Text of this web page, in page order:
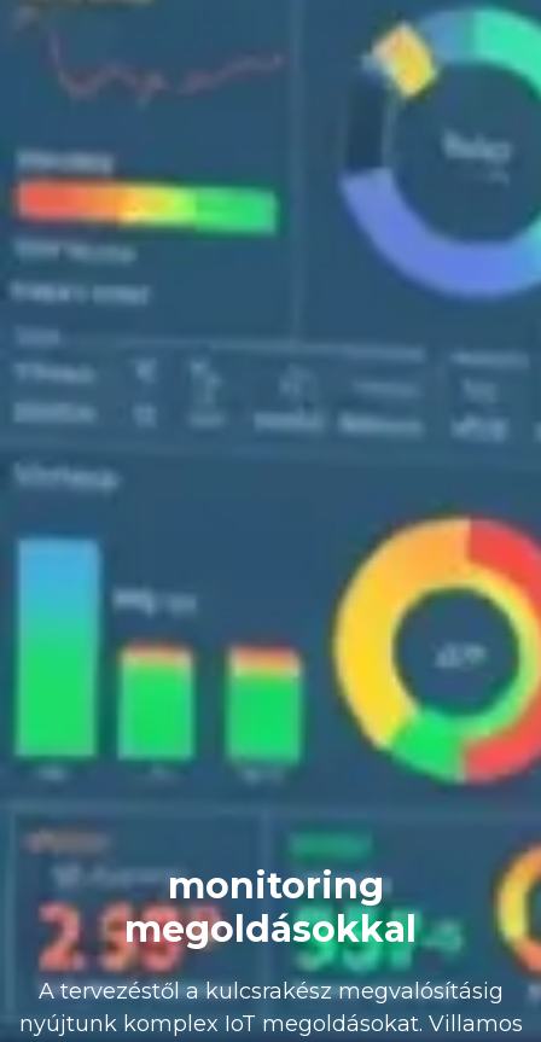
monitoring
megoldásokkal
A tervezéstől a kulcsrakész megvalósításig
nyújtunk komplex IoT megoldásokat. Villamos